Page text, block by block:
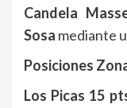
Candela
Sosa mediante
Posiciones
Los Picas 15